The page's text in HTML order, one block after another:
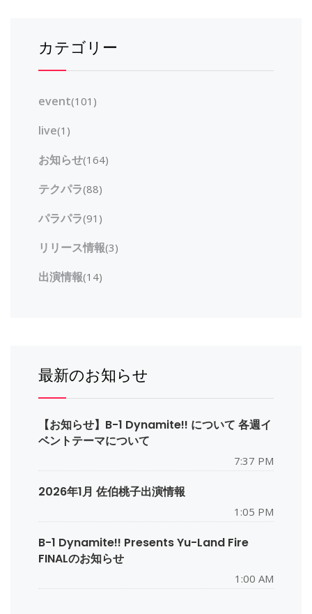
カテゴリー
event(101)
live(1)
お知らせ(164)
テクパラ(88)
パラパラ(91)
リリース情報(3)
出演情報(14)
最新のお知らせ
【お知らせ】B-1 Dynamite!! について 各週イ
ベントテーマについて
7:37 PM
2026年1月 佐伯桃子出演情報
1:05 PM
B-1 Dynamite!! Presents Yu-Land Fire
FINALのお知らせ
1:00 AM